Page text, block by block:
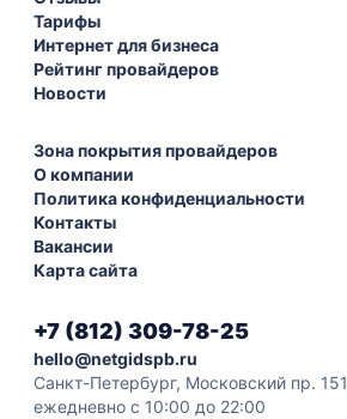
Тарифы
Интернет для бизнеса
Рейтинг провайдеров
Новости
Зона покрытия провайдеров
О компании
Политика конфиденциальности
Контакты
Вакансии
Карта сайта
+7 (812) 309-78-25
hello@netgidspb.ru
Санкт-Петербург, Московский пр. 151
ежедневно с 10:00 до 22:00